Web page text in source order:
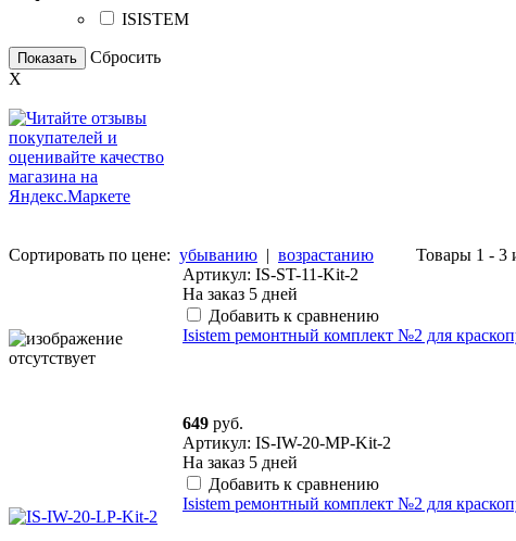
ISISTEM
Показать
Сбросить
X
Сортировать по цене: убыванию | возрастанию Товары 1 - 3
Артикул: IS-ST-11-Kit-2
На заказ 5 дней
Добавить к сравнению
Isistem ремонтный комплект №2 для
649 руб.
Артикул: IS-IW-20-MP-Kit-2
На заказ 5 дней
Добавить к сравнению
Isistem ремонтный комплект №2 для